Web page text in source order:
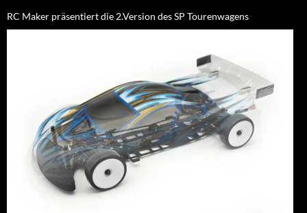
RC Maker präsentiert die 2.Version des SP Tourenwagens